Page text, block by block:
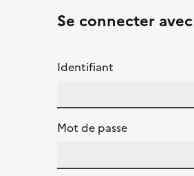
Se connecter
Identifiant
Mot de passe